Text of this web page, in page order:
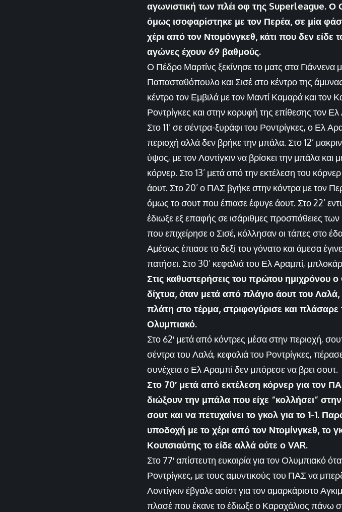
αγωνιστική των πλέι οφ της Superleague.
όμως ισοφαρίστηκε με τον Περέα, σε μία
χέρι από τον Ντομόνγκεθ, κάτι που δεν είδε
αγώνες έχουν 69 βαθμούς.
Ο Πέδρο Μαρτίνς ξεκίνησε το ματς στα Γιάννενα
Παπασταθόπουλο και Σισέ στο κέντρο της
κέντρο τον Εμβιλά με τον Μαντί Καμαρά και τον
Ροντρίγκες και στην κορυφή της επίθεσης τον
Στο 11’ σε σέντρα-ξυράφι του Ροντρίγκες, ο Ελ
περιοχή αλλά δεν βρήκε την μπάλα. Στο 12’
ύψος, με τον Λοντίγκιν να βρίσκει την μπάλα
κόρνερ. Στο 13’ μετά από την εκτέλεση του
άουτ. Στο 20’ ο ΠΑΣ βγήκε στην κόντρα με τον
όμως το σουτ που έπιασε έφυγε άουτ. Στο 22’
έδιωξε εξ επαφής σε ισάριθμες προσπάθειες
που επιχείρησε ο Σισέ, κόλλησαν οι τάπες στο
Αμέσως έπιασε το δεξί του γόνατο και άμεσα
πατήσει. Στο 30’ κεφαλιά του Ελ Αραμπί,
Στις καθυστερήσεις του πρώτου ημιχρόνου
δίχτυα, όταν μετά από πλάγιο άουτ του
πλάτη στο τέρμα, στριφογύρισε και πλάσαρε
Ολυμπιακό.
Στο 62′ μετά από κόντρες μέσα στην περιοχή,
σέντρα του Λαλά, κεφαλιά του Ροντρίγκες,
συνέχεια ο Ελ Αραμπί δεν μπόρεσε να βρει σουτ.
Στο 70′ μετά από εκτέλεση κόρνερ για τον
διώξουν την μπάλα που είχε “κολλήσει”
σουτ και να πετυχαίνει το γκολ για το 1-1.
υποδοχή με το χέρι από τον Ντομίνγκεθ, το
Κουτσιαύτης το είδε αλλά ούτε ο VAR.
Στο 77′ απίστευτη ευκαιρία για τον Ολυμπιακό
Ροντρίγκες, με τους αμυντικούς του ΠΑΣ να
Λοντίγκιν έβγαλε ασίστ για τον αμαρκάριστο
πλασέ που έκανε το έδιωξε ο Καραχάλιος πάνω